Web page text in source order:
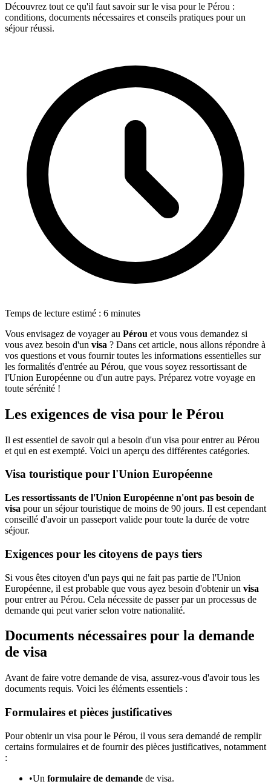
Découvrez tout ce qu'il faut savoir sur le visa pour le Pérou :
conditions, documents nécessaires et conseils pratiques pour un
séjour réussi.
Temps de lecture estimé : 6 minutes
Vous envisagez de voyager au Pérou et vous vous demandez si
vous avez besoin d'un visa ? Dans cet article, nous allons répondre à
vos questions et vous fournir toutes les informations essentielles sur
les formalités d'entrée au Pérou, que vous soyez ressortissant de
l'Union Européenne ou d'un autre pays. Préparez votre voyage en
toute sérénité !
Les exigences de visa pour le Pérou
Il est essentiel de savoir qui a besoin d'un visa pour entrer au Pérou
et qui en est exempté. Voici un aperçu des différentes catégories.
Visa touristique pour l'Union Européenne
Les ressortissants de l'Union Européenne n'ont pas besoin de
visa pour un séjour touristique de moins de 90 jours. Il est cependant
conseillé d'avoir un passeport valide pour toute la durée de votre
séjour.
Exigences pour les citoyens de pays tiers
Si vous êtes citoyen d'un pays qui ne fait pas partie de l'Union
Européenne, il est probable que vous ayez besoin d'obtenir un visa
pour entrer au Pérou. Cela nécessite de passer par un processus de
demande qui peut varier selon votre nationalité.
Documents nécessaires pour la demande
de visa
Avant de faire votre demande de visa, assurez-vous d'avoir tous les
documents requis. Voici les éléments essentiels :
Formulaires et pièces justificatives
Pour obtenir un visa pour le Pérou, il vous sera demandé de remplir
certains formulaires et de fournir des pièces justificatives, notamment
:
•Un formulaire de demande de visa.